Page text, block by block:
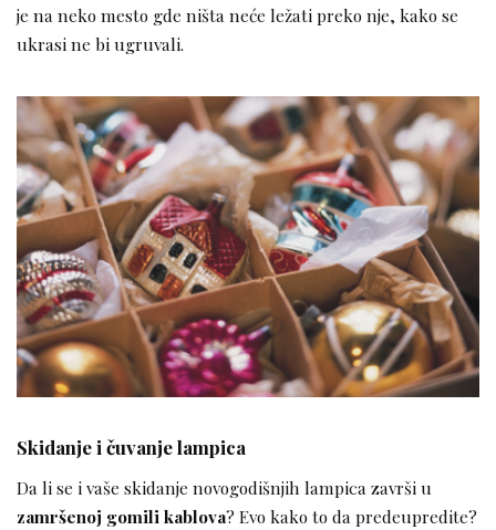
je na neko mesto gde ništa neće ležati preko nje, kako se
ukrasi ne bi ugruvali.
Skidanje i čuvanje lampica
Da li se i vaše skidanje novogodišnjih lampica završi u
zamršenoj gomili kablova? Evo kako to da predeupredite?